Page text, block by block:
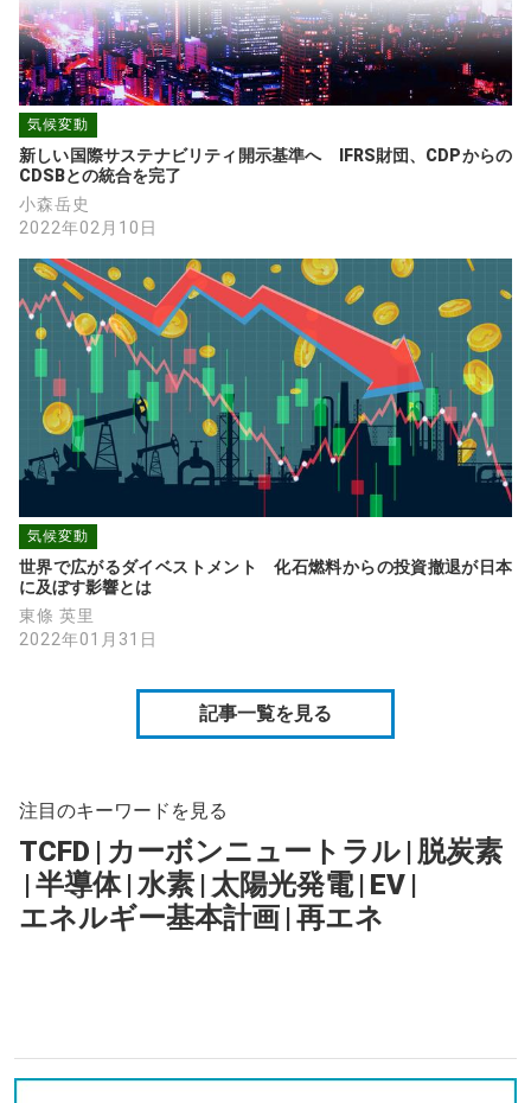
気候変動
新しい国際サステナビリティ開示基準へ　IFRS財団、CDPからの
CDSBとの統合を完了
小森岳史
2022年02月10日
気候変動
世界で広がるダイベストメント　化石燃料からの投資撤退が日本
に及ぼす影響とは
東條 英里
2022年01月31日
記事一覧を見る
注目のキーワードを見る
TCFD | カーボンニュートラル | 脱炭素
|半導体 |水素 | 太陽光発電 | EV |
エネルギー基本計画 |再エネ